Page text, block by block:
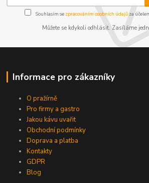
Souhlasím se zpracováním osobních údajůza
Můžete se kdykoli odhlásit. Zasíláme
Informace pro zákazníky
O pražírně
Pro firmy a gastro
Jakou kávu uvařit
Obchodní podmínky
Doprava a platba
Kontakty
GDPR
Blog